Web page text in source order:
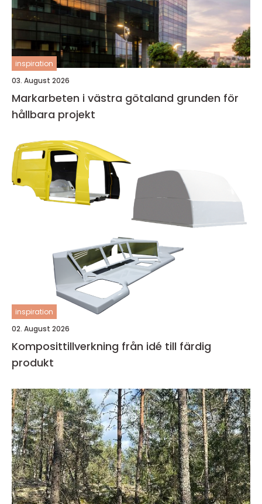
inspiration
03. August 2026
Markarbeten i västra götaland grunden för
hållbara projekt
inspiration
02. August 2026
Komposittillverkning från idé till färdig
produkt